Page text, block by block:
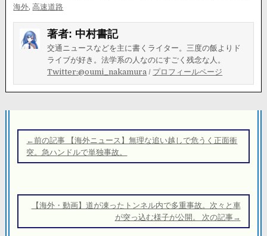
海外,高速道路
著者: 中村書記
交通ニュースなどを主に書くライター。三度の飯よりド
ライブが好き。法学系の人なのにすごく残念な人。
Twitter:@oumi_nakamura / プロフィールページ
稿
ナ
ー
←前の記事 【海外ニュース】無理な追い越しで危うく正面衝
突。急ハンドルで単独事故。
【海外・動画】道が凍ったトンネル内で多重事故。次々と車
が突っ込む様子が公開。 次の記事→